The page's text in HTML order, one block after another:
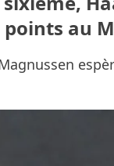
points au